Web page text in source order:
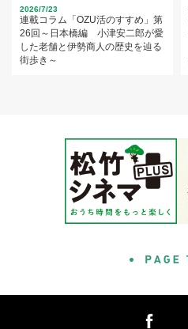
2026/7/23
連載コラム「OZU活のすすめ」第
26回～日本橋編 小津安二郎が愛
した老舗と伊勢商人の歴史を辿る
街歩き～